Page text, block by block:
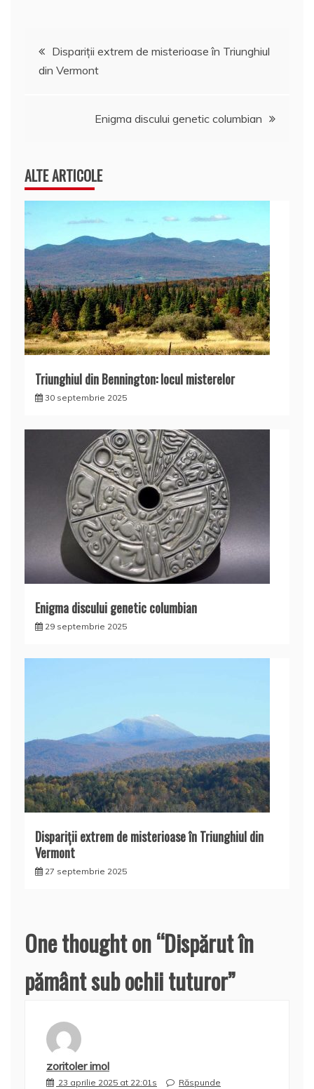
Navigare
Dispariţii extrem de misterioase în Triunghiul
din Vermont
Enigma discului genetic columbian
ALTE ARTICOLE
Triunghiul din Bennington: locul misterelor
30 septembrie 2025
Enigma discului genetic columbian
29 septembrie 2025
Dispariţii extrem de misterioase în Triunghiul din
Vermont
27 septembrie 2025
One thought on “Dispărut în
pământ sub ochii tuturor”
zoritoler imol
23 aprilie 2025 at 22:01s Răspunde